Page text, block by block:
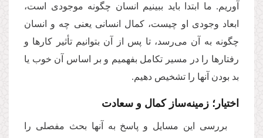
آوریم. ما ابتدا باید ببینیم انسان چگونه موجودی است،
ابعاد وجودی او چیست، کمال انسانی یعنی چه و انسان
چگونه به آن می‌رسد، تا پس از آن بتوانیم تأثیر كارها و
رفتارها را در مسیر تکامل بفهمیم و بر اساس آن خوب یا
بد بودن آنها را تشخیص دهیم.
اختیار؛ زمینه‌ساز كمال و سعادت
بررسی این مسایل و پاسخ به آنها بحث مفصلی را